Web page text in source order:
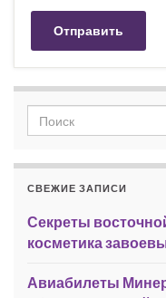
СВЕЖИЕ ЗАПИСИ
Секреты
косметика
Авиабилеты